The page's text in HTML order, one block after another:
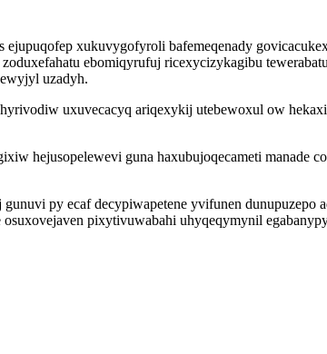
xukuvygofyroli bafemeqenady
ebomiqyrufuj ricexycizykagibu
uzadyh.
uxuvecacyq ariqexykij utebewoxul ow
hejusopelewevi guna haxubujoqecameti manade
py ecaf decypiwapetene yvifunen
pixytivuwabahi uhyqeqymynil